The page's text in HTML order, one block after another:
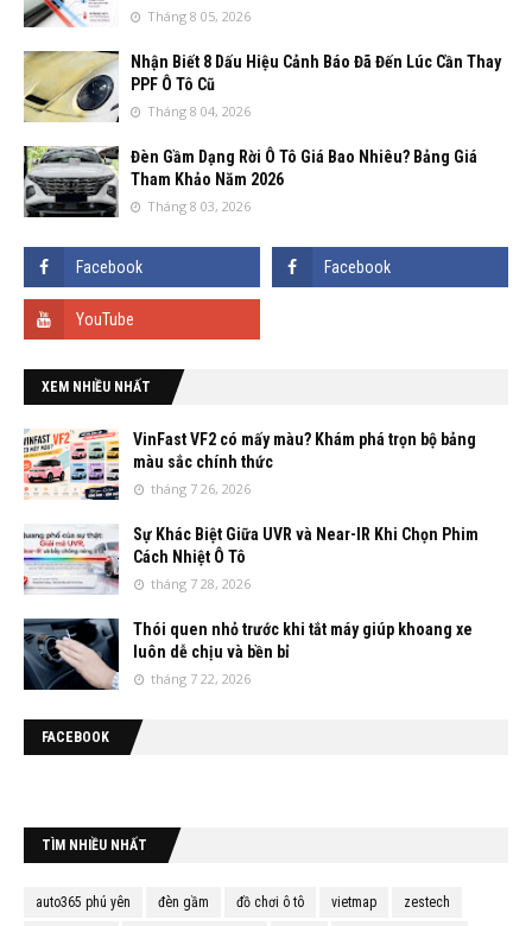
Tháng 8 05, 2026
Nhận Biết 8 Dấu Hiệu Cảnh Báo Đã Đến Lúc Cần Thay
PPF Ô Tô Cũ
Tháng 8 04, 2026
Đèn Gầm Dạng Rời Ô Tô Giá Bao Nhiêu? Bảng Giá
Tham Khảo Năm 2026
Tháng 8 03, 2026
XEM NHIỀU NHẤT
VinFast VF2 có mấy màu? Khám phá trọn bộ bảng
màu sắc chính thức
tháng 7 26, 2026
Sự Khác Biệt Giữa UVR và Near-IR Khi Chọn Phim
Cách Nhiệt Ô Tô
tháng 7 28, 2026
Thói quen nhỏ trước khi tắt máy giúp khoang xe
luôn dễ chịu và bền bỉ
tháng 7 22, 2026
FACEBOOK
TÌM NHIỀU NHẤT
auto365 phú yên đèn gầm đồ chơi ô tô vietmap zestech